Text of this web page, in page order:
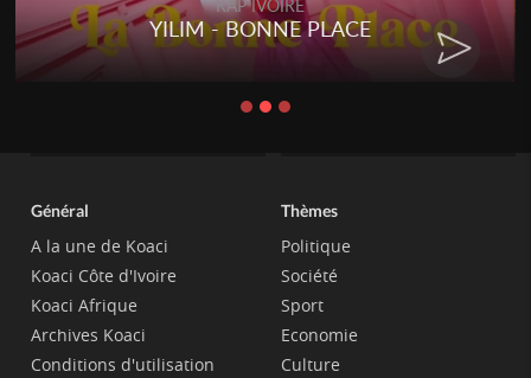
RAP IVOIRE
YILIM - BONNE PLACE
Général
A la une de Koaci
Koaci Côte d'Ivoire
Koaci Afrique
Archives Koaci
Conditions d'utilisation
Thèmes
Politique
Société
Sport
Economie
Culture